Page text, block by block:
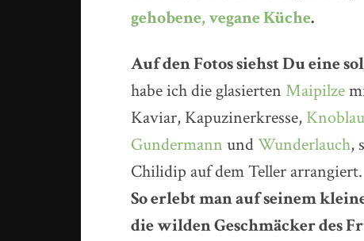
gehobene, vegane Küche.
Auf den Fotos siehst Du eine
habe ich die glasiertenMaipilze
Kaviar, Kapuzinerkresse,
Gundermann undWunderlauch,
Chilidip auf dem Teller arrangiert.
So erlebt man auf seinem
die wilden Geschmäcker des